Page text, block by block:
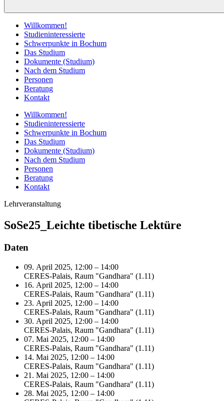
Willkommen!
Studieninteressierte
Schwerpunkte in Bochum
Das Studium
Dokumente (Studium)
Nach dem Studium
Personen
Beratung
Kontakt
Willkommen!
Studieninteressierte
Schwerpunkte in Bochum
Das Studium
Dokumente (Studium)
Nach dem Studium
Personen
Beratung
Kontakt
Lehrveranstaltung
SoSe25_Leichte tibetische Lektüre
Daten
09. April 2025, 12:00 – 14:00
CERES-Palais, Raum "Gandhara" (1.11)
16. April 2025, 12:00 – 14:00
CERES-Palais, Raum "Gandhara" (1.11)
23. April 2025, 12:00 – 14:00
CERES-Palais, Raum "Gandhara" (1.11)
30. April 2025, 12:00 – 14:00
CERES-Palais, Raum "Gandhara" (1.11)
07. Mai 2025, 12:00 – 14:00
CERES-Palais, Raum "Gandhara" (1.11)
14. Mai 2025, 12:00 – 14:00
CERES-Palais, Raum "Gandhara" (1.11)
21. Mai 2025, 12:00 – 14:00
CERES-Palais, Raum "Gandhara" (1.11)
28. Mai 2025, 12:00 – 14:00